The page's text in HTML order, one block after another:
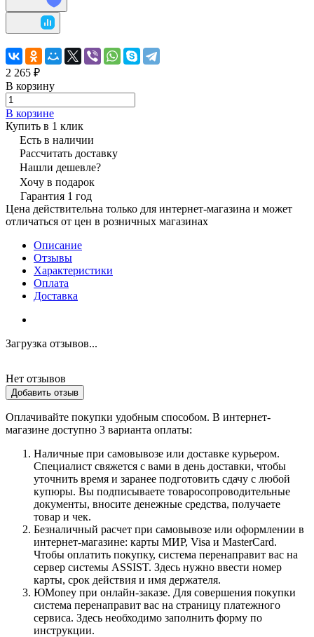
2 265 ₽
В корзину
В корзине
Купить в 1 клик
Есть в наличии
Рассчитать доставку
Нашли дешевле?
Хочу в подарок
Гарантия 1 год
Цена действительна только для интернет-магазина и может
отличаться от цен в розничных магазинах
Описание
Отзывы
Характеристики
Оплата
Доставка
Загрузка отзывов...
Нет отзывов
Добавить отзыв
Оплачивайте покупки удобным способом. В интернет-
магазине доступно 3 варианта оплаты:
Наличные при самовывозе или доставке курьером.
Специалист свяжется с вами в день доставки, чтобы
уточнить время и заранее подготовить сдачу с любой
купюры. Вы подписываете товаросопроводительные
документы, вносите денежные средства, получаете
товар и чек.
Безналичный расчет при самовывозе или оформлении в
интернет-магазине: карты МИР, Visa и MasterCard.
Чтобы оплатить покупку, система перенаправит вас на
сервер системы ASSIST. Здесь нужно ввести номер
карты, срок действия и имя держателя.
ЮMoney при онлайн-заказе. Для совершения покупки
система перенаправит вас на страницу платежного
сервиса. Здесь необходимо заполнить форму по
инструкции.